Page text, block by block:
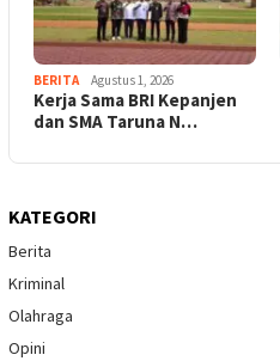
BERITA Agustus 1, 2026
Kerja Sama BRI Kepanjen
dan SMA Taruna N…
KATEGORI
Berita
Kriminal
Olahraga
Opini